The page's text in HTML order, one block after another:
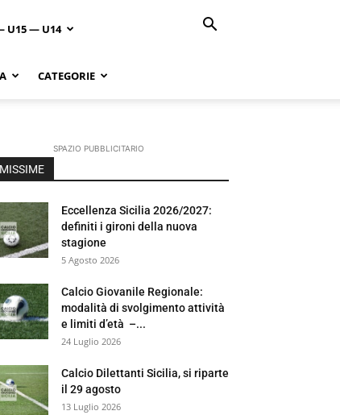
U15 — U14
CATEGORIE
SPAZIO PUBBLICITARIO
Eccellenza Sicilia 2026/2027:
definiti i gironi della nuova
stagione
5 Agosto 2026
Calcio Giovanile Regionale:
modalità di svolgimento attività
e limiti d’età –...
24 Luglio 2026
Calcio Dilettanti Sicilia, si riparte
il 29 agosto
13 Luglio 2026